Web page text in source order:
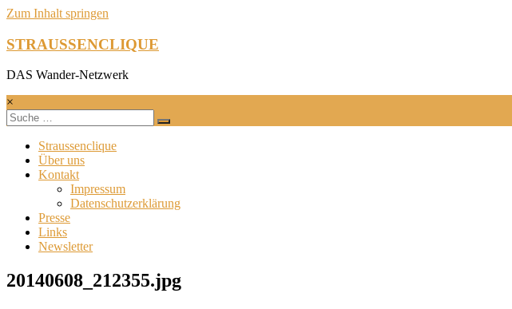
Zum Inhalt springen
STRAUSSENCLIQUE
DAS Wander-Netzwerk
×
Straussenclique
Über uns
Kontakt
Impressum
Datenschutzerklärung
Presse
Links
Newsletter
20140608_212355.jpg